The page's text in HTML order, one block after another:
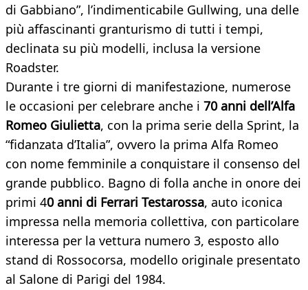
di Gabbiano”, l’indimenticabile Gullwing, una delle
più affascinanti granturismo di tutti i tempi,
declinata su più modelli, inclusa la versione
Roadster.
Durante i tre giorni di manifestazione, numerose
le occasioni per celebrare anche i 70 anni dell’Alfa
Romeo Giulietta, con la prima serie della Sprint, la
“fidanzata d’Italia”, ovvero la prima Alfa Romeo
con nome femminile a conquistare il consenso del
grande pubblico. Bagno di folla anche in onore dei
primi 40 anni di Ferrari Testarossa, auto iconica
impressa nella memoria collettiva, con particolare
interessa per la vettura numero 3, esposto allo
stand di Rossocorsa, modello originale presentato
al Salone di Parigi del 1984.